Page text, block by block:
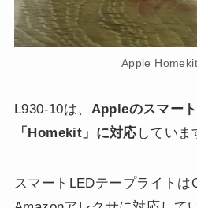
Apple
L930-10は、 Appleのスマー
「Homekit」に対応 していま
スマートLEDテープライトは